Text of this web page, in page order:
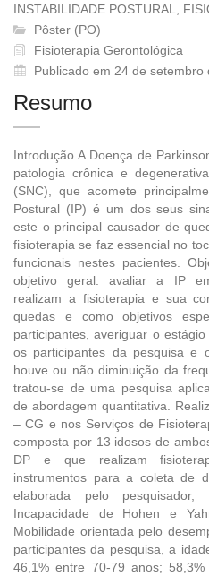
INSTABILIDADE POSTURAL,
Pôster (PO)
Fisioterapia Gerontológica
Publicado em 24 de setembro
Resumo
Introdução A Doença de
patologia crônica e
(SNC), que acomete
Postural (IP) é um dos seus
este o principal causador de
fisioterapia se faz essencial no
funcionais nestes pacientes.
objetivo geral: avaliar a IP
realizam a fisioterapia e sua
quedas e como objetivos
participantes, averiguar o
os participantes da pesquisa e
houve ou não diminuição da
tratou-se de uma pesquisa
de abordagem quantitativa.
– CG e nos Serviços de
composta por 13 idosos de
DP e que realizam
instrumentos para a coleta de
elaborada pelo
Incapacidade de Hohen e
Mobilidade orientada pelo
participantes da pesquisa, a
46,1% entre 70-79 anos;